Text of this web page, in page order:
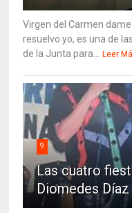
Virgen del Carmen
resuelvo yo, es una de
de la Junta para...
Leer
9
Las cuatro
Diomedes